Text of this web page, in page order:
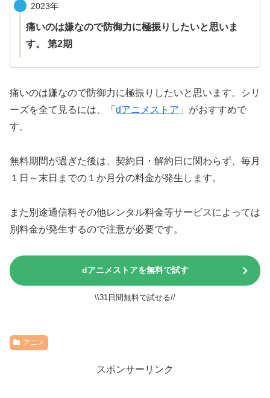
2023年
痛いのは嫌なので防御力に極振りしたいと思いま
す。 第2期
痛いのは嫌なので防御力に極振りしたいと思います。シリ
ーズを全て見るには、「 dアニメストア 」がおすすめで
す。
無料期間が過ぎた後は、契約日・解約日に関わらず、毎月
１日～末日までの１か月分の料金が発生します。
また別途通信料その他レンタル料金等サービスによっては
別料金が発生するので注意が必要です。
dアニメストアを無料で試す
\\31日間無料で試せる//
アニメ
スポンサーリンク